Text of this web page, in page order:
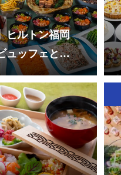
ヒルトン福岡
ュッフェとチ
岡